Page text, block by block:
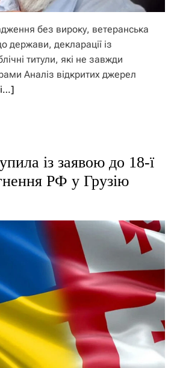
без вироку, ветеранська
держави, декларації із
титули, які не завжди
Аналіз відкритих джерел
із заявою до 18-ї
РФ у Грузію